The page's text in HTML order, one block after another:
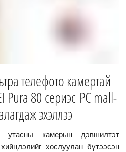
телефото камертай
Pura 80 сериэс PC mall-
эхэллээ
утасны камерын дэвшилтэт
хослуулан бүтээсэн